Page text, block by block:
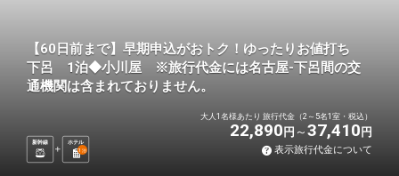
【60日前まで】早期申込がおトク！ゆったりお値打ち
下呂 1泊◆小川屋 ※旅行代金には名古屋-下呂間の交
通機関は含まれておりません。
新幹線
ホテル
1 泊
大人1名様あたり 旅行代金（2～5名1室・税込）
22,890 円 37,410 円
表示旅行代金について